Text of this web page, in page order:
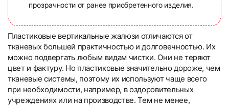
прозрачности от ранее приобретенного изделия.
Пластиковые вертикальные жалюзи отличаются от
тканевых большей практичностью и долговечностью. Их
можно подвергать любым видам чистки. Они не теряют
цвет и фактуру. Но пластиковые значительно дороже, чем
тканевые системы, поэтому их используют чаще всего
при необходимости, например, в оздоровительных
учреждениях или на производстве. Тем не менее,